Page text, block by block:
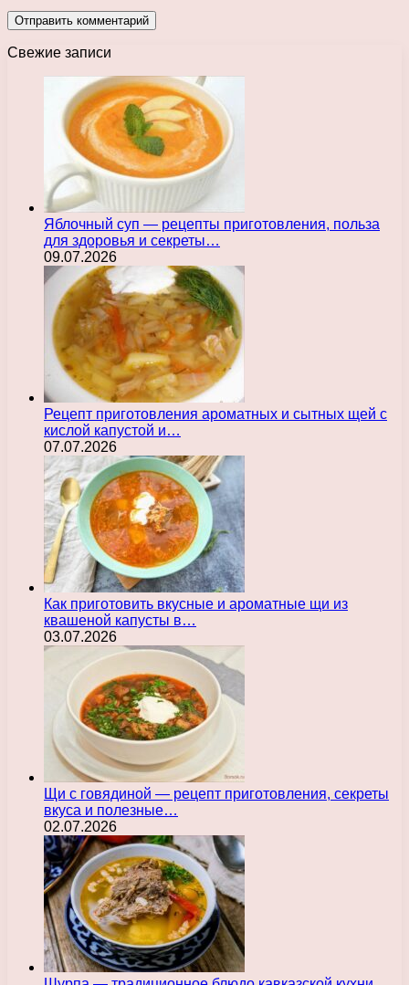
Свежие записи
Яблочный суп — рецепты приготовления, польза
для здоровья и секреты…
09.07.2026
Рецепт приготовления ароматных и сытных щей с
кислой капустой и…
07.07.2026
Как приготовить вкусные и ароматные щи из
квашеной капусты в…
03.07.2026
Щи с говядиной — рецепт приготовления, секреты
вкуса и полезные…
02.07.2026